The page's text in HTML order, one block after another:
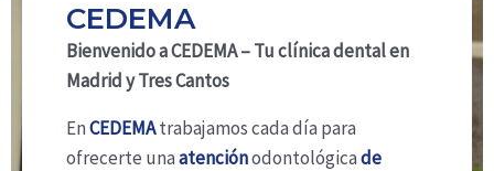
CEDEMA
Bienvenido a CEDEMA – Tu clínica dental en
Madrid y Tres Cantos
EnCEDEMAtrabajamos cada día para
ofrecerte unaatenciónodontológicade